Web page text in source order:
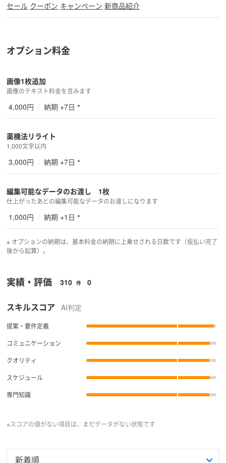
セール クーポン キャンペーン 新商品紹介
オプション料金
画像1枚追加
画像のテキスト料金を含みます
4,000円 / 納期 +7日 ※
薬機法リライト
1,000文字以内
3,000円 / 納期 +7日 ※
編集可能なデータのお渡し 1枚
仕上がったあとの編集可能なデータのお渡しになります
1,000円 / 納期 +1日 ※
※ オプションの納期は、基本料金の納期に上乗せされる日数です（仮払い完了
後から起算）。
実績・評価 310 件 0
スキルスコア AI判定
提案・要件定義
コミュニケーション
クオリティ
スケジュール
専門知識
※スコアの値がない項目は、まだデータがない状態です